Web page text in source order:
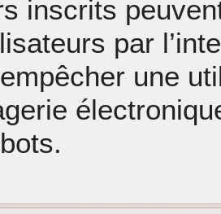
inscrits
par
une